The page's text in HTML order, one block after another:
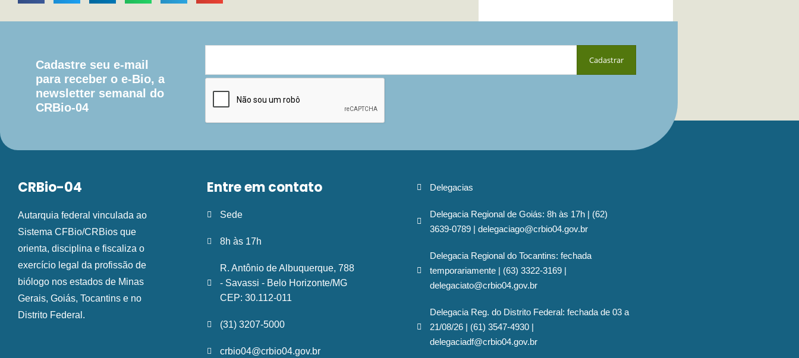
Cadastre seu e-mail
para receber o e-Bio, a
newsletter semanal do
CRBio-04
CRBio-04
Autarquia federal vinculada ao
Sistema CFBio/CRBios que
orienta, disciplina e fiscaliza o
exercício legal da profissão de
biólogo nos estados de Minas
Gerais, Goiás, Tocantins e no
Distrito Federal.
Entre em contato
Sede
8h às 17h
R. Antônio de Albuquerque, 788
- Savassi - Belo Horizonte/MG
CEP: 30.112-011
(31) 3207-5000
crbio04@crbio04.gov.br
Delegacias
Delegacia Regional de Goiás: 8h às 17h | (62)
3639-0789 | delegaciago@crbio04.gov.br
Delegacia Regional do Tocantins: fechada
temporariamente | (63) 3322-3169 |
delegaciato@crbio04.gov.br
Delegacia Reg. do Distrito Federal: fechada de 03 a
21/08/26 | (61) 3547-4930 |
delegaciadf@crbio04.gov.br